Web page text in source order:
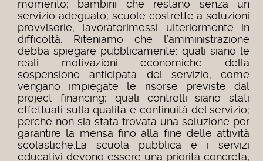
momento; bambini che restano senza un
servizio adeguato; scuole costrette a soluzioni
provvisorie; lavoratorimessi ulteriormente in
difficoltà. Riteniamo che l’amministrazione
debba spiegare pubblicamente: quali siano le
reali motivazioni economiche della
sospensione anticipata del servizio;come
vengano impiegate le risorse previste dal
project financing; quali controlli siano stati
effettuati sulla qualità e continuità del servizio;
perché non sia stata trovata una soluzione per
garantire la mensa fino alla fine delle attività
scolastiche.La scuola pubblica e i servizi
educativi devono essere una priorità concreta,